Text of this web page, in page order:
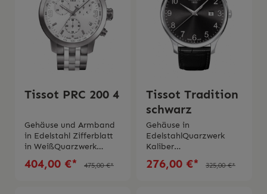
Jahre Garantie
Tissot PRC 200 4
Gehäuse und Armband
in Edelstahl Zifferblatt
in WeißQuarzwerk
G10.211Wasserdichtigk
404,00 €* 475,00 €*
Tissot Tradition
schwarz
Gehäuse in
EdelstahlQuarzwerk
Kaliber
F06.111Wasserdichtigke
it bis 3
276,00 €* 325,00 €*